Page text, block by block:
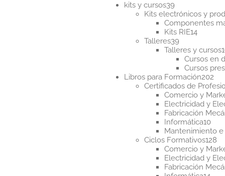
kits y cursos39
productos
Kits electrónicos y
Componentes
Kits RIE1414
Talleres39
productos
Talleres y cursos
Cursos en
Cursos
Libros para Formación202
Certificados de
Comercio y
Electricidad y
Fabricación
Informática1010
Mantenimiento
Ciclos Formativos128
Comercio y
Electricidad y
Fabricación